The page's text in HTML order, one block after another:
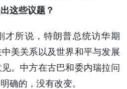
这些议题？
才所说，特朗普总统访华期
美关系以及世界和平与发展
。中方在古巴和委内瑞拉问
确的，没有改变。